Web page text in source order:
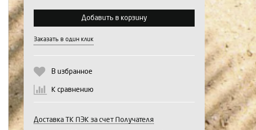
Выберите количество:
Добавить в корзину
Заказать в один клик
В избранное
К сравнению
Доставка ТК ПЭК за счет Получателя